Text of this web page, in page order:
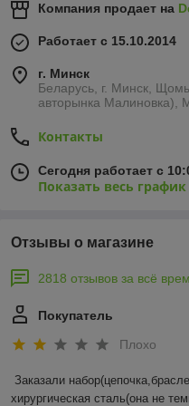
Компания продает на
Работает с 15.10.2014
г. Минск
Беларусь, г. Минск,
авторынка Малиновка),
Контакты
Сегодня работает с
Показать весь
Отзывы о магазине
2818 отзывов за всё
Покупатель
Плохо
Заказали
хирургическая сталь(она не